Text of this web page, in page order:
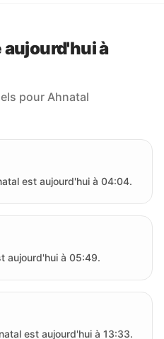
aujourd'hui à
pour Ahnatal
est aujourd'hui à 04:04.
aujourd'hui à 05:49.
est aujourd'hui à 13:33.